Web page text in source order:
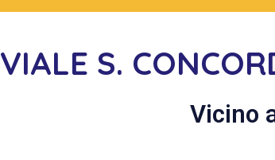
VIALE S.
Vicino